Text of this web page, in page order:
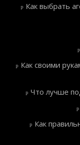
Как выбрать
Как своими
Что лучше
Как